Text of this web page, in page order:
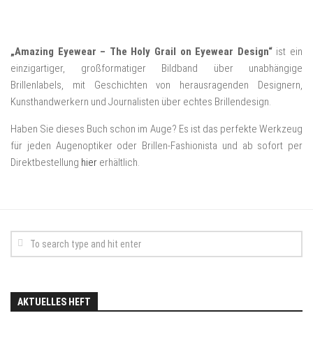
„Amazing Eyewear – The Holy Grail on Eyewear Design“ist ein
einzigartiger, großformatiger Bildband über unabhängige
Brillenlabels, mit Geschichten von herausragenden Designern,
Kunsthandwerkern und Journalisten über echtes Brillendesign.
Haben Sie dieses Buch schon im Auge? Es ist das perfekte Werkzeug
für jeden Augenoptiker oder Brillen-Fashionista und ab sofort per
Direktbestellung hier erhältlich.
AKTUELLES HEFT